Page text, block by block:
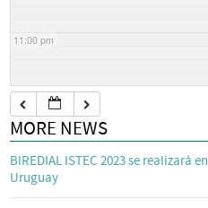
11:00 pm
MORE NEWS
BIREDIAL ISTEC 2023 se realizará en
Uruguay